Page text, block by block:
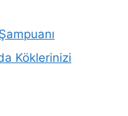
Köklerinizi